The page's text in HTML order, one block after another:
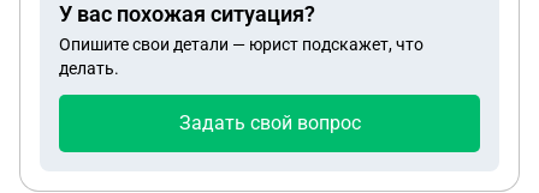
Разрешите мою головную боль первой степени.
Пожалуйста
У вас похожая ситуация?
Опишите свои детали — юрист подскажет, что
делать.
Задать свой вопрос